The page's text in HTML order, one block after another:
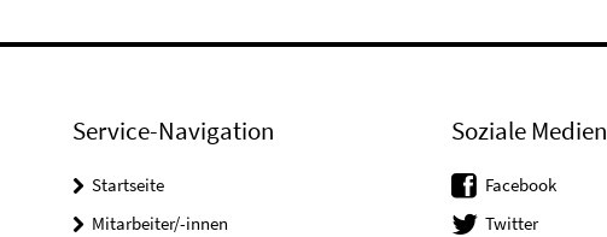
Service-Navigation
Startseite
Mitarbeiter/-innen
Soziale Medien
Facebook
Twitter